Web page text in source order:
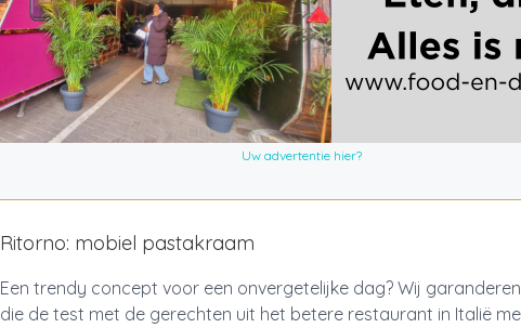
Uw advertentie hier?
Ritorno: mobiel pastakraam
Een trendy concept voor een onvergetelijke dag? Wij
die de test met de gerechten uit het betere restaurant in Italië